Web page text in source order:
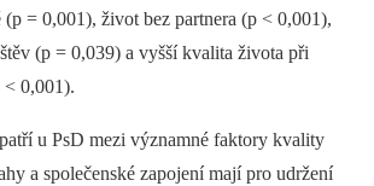
(p = 0,001), život bez partnera (p < 0,001),
(p = 0,039) a vyšší kvalita života při
< 0,001).
u PsD mezi významné faktory kvality
a společenské zapojení mají pro udržení